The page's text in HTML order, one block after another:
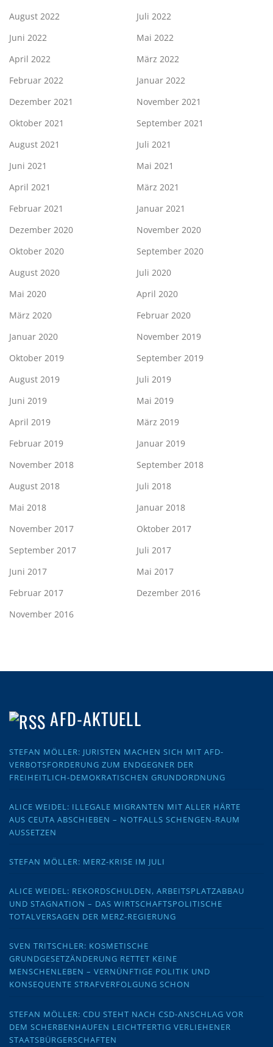
August 2022
Juli 2022
Juni 2022
Mai 2022
April 2022
März 2022
Februar 2022
Januar 2022
Dezember 2021
November 2021
Oktober 2021
September 2021
August 2021
Juli 2021
Juni 2021
Mai 2021
April 2021
März 2021
Februar 2021
Januar 2021
Dezember 2020
November 2020
Oktober 2020
September 2020
August 2020
Juli 2020
Mai 2020
April 2020
März 2020
Februar 2020
Januar 2020
November 2019
Oktober 2019
September 2019
August 2019
Juli 2019
Juni 2019
Mai 2019
April 2019
März 2019
Februar 2019
Januar 2019
November 2018
September 2018
August 2018
Juli 2018
Mai 2018
Januar 2018
November 2017
Oktober 2017
September 2017
Juli 2017
Juni 2017
Mai 2017
Februar 2017
Dezember 2016
November 2016
AFD-AKTUELL
STEFAN MÖLLER: JURISTEN MACHEN SICH MIT AFD-
VERBOTSFORDERUNG ZUM ENDGEGNER DER
FREIHEITLICH-DEMOKRATISCHEN GRUNDORDNUNG
ALICE WEIDEL: ILLEGALE MIGRANTEN MIT ALLER HÄRTE
AUS CEUTA ABSCHIEBEN – NOTFALLS SCHENGEN-RAUM
AUSSETZEN
STEFAN MÖLLER: MERZ-KRISE IM JULI
ALICE WEIDEL: REKORDSCHULDEN, ARBEITSPLATZABBAU
UND STAGNATION – DAS WIRTSCHAFTSPOLITISCHE
TOTALVERSAGEN DER MERZ-REGIERUNG
SVEN TRITSCHLER: KOSMETISCHE
GRUNDGESETZÄNDERUNG RETTET KEINE
MENSCHENLEBEN – VERNÜNFTIGE POLITIK UND
KONSEQUENTE STRAFVERFOLGUNG SCHON
STEFAN MÖLLER: CDU STEHT NACH CSD-ANSCHLAG VOR
DEM SCHERBENHAUFEN LEICHTFERTIG VERLIEHENER
STAATSBÜRGERSCHAFTEN